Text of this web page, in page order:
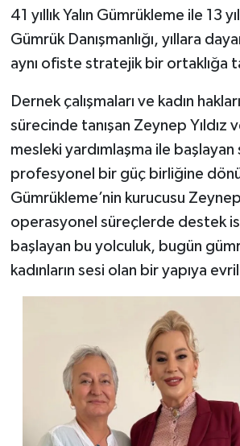
41 yıllık Yalın Gümrükleme ile 13
Gümrük Danışmanlığı, yıllara
aynı ofiste stratejik bir ortaklığa
Dernek çalışmaları ve kadın
sürecinde tanışan Zeynep Yıldız
mesleki yardımlaşma ile başlayan
profesyonel bir güç birliğine
Gümrükleme’nin kurucusu Zeynep
operasyonel süreçlerde destek
başlayan bu yolculuk, bugün
kadınların sesi olan bir yapıya